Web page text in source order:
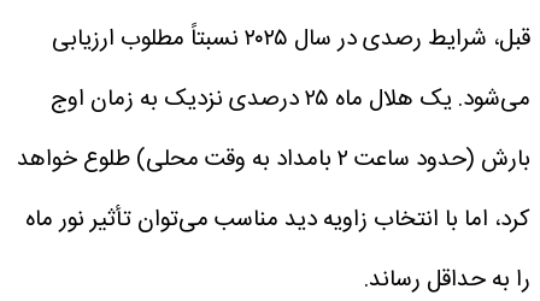
قبل، شرایط رصدی در سال ۲۰۲۵ نسبتاً مطلوب ارزیابی
می‌شود. یک هلال ماه ۲۵ درصدی نزدیک به زمان اوج
بارش (حدود ساعت ۲ بامداد به وقت محلی) طلوع خواهد
کرد، اما با انتخاب زاویه دید مناسب می‌توان تأثیر نور ماه
را به حداقل رساند.